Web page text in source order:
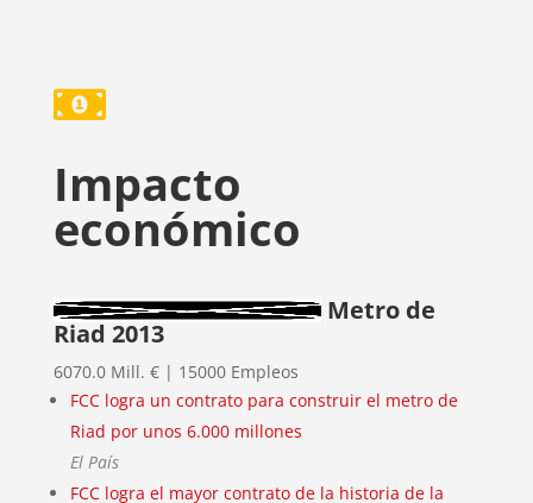

Impacto
económico
Metro de
Riad 2013
6070.0 Mill. € | 15000 Empleos
FCC logra un contrato para construir el metro de
Riad por unos 6.000 millones
El País
FCC logra el mayor contrato de la historia de la